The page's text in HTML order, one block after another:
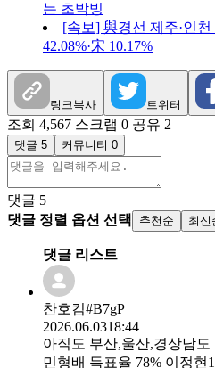
는 초박빙
[속보] 與경선 제주·인
42.08%·宋 10.17%
링크복사 트위터
조회 4,567 스크랩 0 공유 2
댓글 5 커뮤니티 0
댓글 5
댓글 정렬 옵션 선택
추천순 최신
댓글 리스트
찬호킴#B7gP
2026.06.0318:44
아직도 부산,울산,경상남
민형배 득표율 78% 이정현